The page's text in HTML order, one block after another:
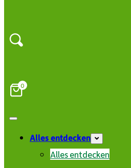
0
Alles entdecken
Alles entdecken